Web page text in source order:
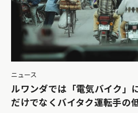
ニュース
ルワンダでは「電気バイク」
だけでなくバイタク運転手の